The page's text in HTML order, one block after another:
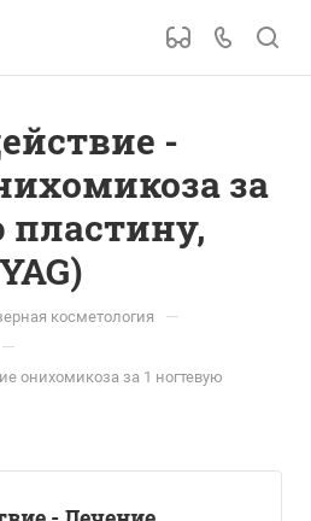
-
за
пластину,
косметология —
—
онихомикоза за 1 ногтевую